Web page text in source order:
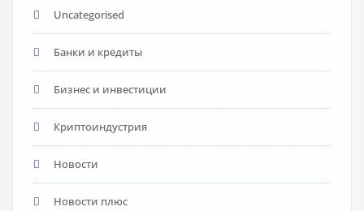
Uncategorised
Банки и кредиты
Бизнес и инвестиции
Криптоиндустрия
Новости
Новости плюс